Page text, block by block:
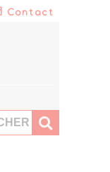
Contact